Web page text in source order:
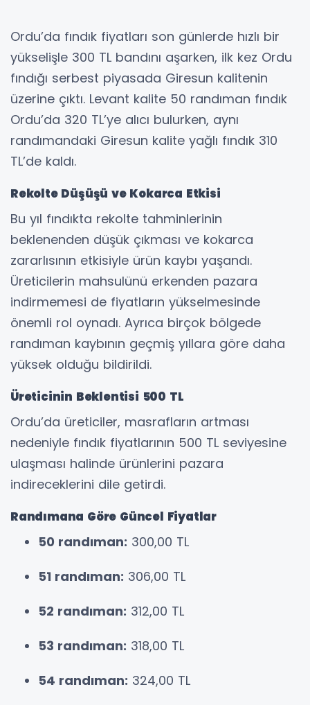
Ordu’da fındık fiyatları son günlerde hızlı bir
yükselişle 300 TL bandını aşarken, ilk kez Ordu
fındığı serbest piyasada Giresun kalitenin
üzerine çıktı. Levant kalite 50 randıman fındık
Ordu’da 320 TL’ye alıcı bulurken, aynı
randımandaki Giresun kalite yağlı fındık 310
TL’de kaldı.
Rekolte Düşüşü ve Kokarca Etkisi
Bu yıl fındıkta rekolte tahminlerinin
beklenenden düşük çıkması ve kokarca
zararlısının etkisiyle ürün kaybı yaşandı.
Üreticilerin mahsulünü erkenden pazara
indirmemesi de fiyatların yükselmesinde
önemli rol oynadı. Ayrıca birçok bölgede
randıman kaybının geçmiş yıllara göre daha
yüksek olduğu bildirildi.
Üreticinin Beklentisi 500 TL
Ordu’da üreticiler, masrafların artması
nedeniyle fındık fiyatlarının 500 TL seviyesine
ulaşması halinde ürünlerini pazara
indireceklerini dile getirdi.
Randımana Göre Güncel Fiyatlar
50 randıman: 300,00 TL
51 randıman: 306,00 TL
52 randıman: 312,00 TL
53 randıman: 318,00 TL
54 randıman: 324,00 TL